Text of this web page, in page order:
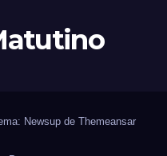
Newsup de Themeansar